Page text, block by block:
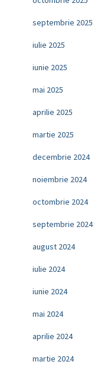
septembrie 2025
iulie 2025
iunie 2025
mai 2025
aprilie 2025
martie 2025
decembrie 2024
noiembrie 2024
octombrie 2024
septembrie 2024
august 2024
iulie 2024
iunie 2024
mai 2024
aprilie 2024
martie 2024